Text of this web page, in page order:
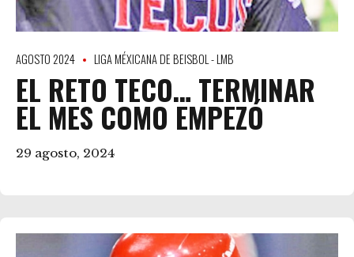
AGOSTO 2024 LIGA MÉXICANA DE BEISBOL - LMB
EL RETO TECO… TERMINAR
EL MES COMO EMPEZÓ
29 agosto, 2024